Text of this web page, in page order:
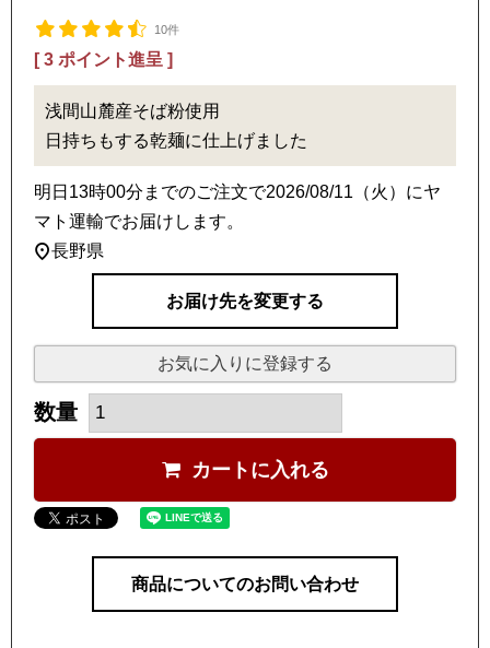
10件
[ 3 ポイント進呈 ]
浅間山麓産そば粉使用
日持ちもする乾麺に仕上げました
明日 13時00分 までのご注文で2026/08/11（火） にヤ
マト運輸でお届けします。
長野県
お届け先を変更する
お気に入りに登録する
カートに入れる
商品についてのお問い合わせ